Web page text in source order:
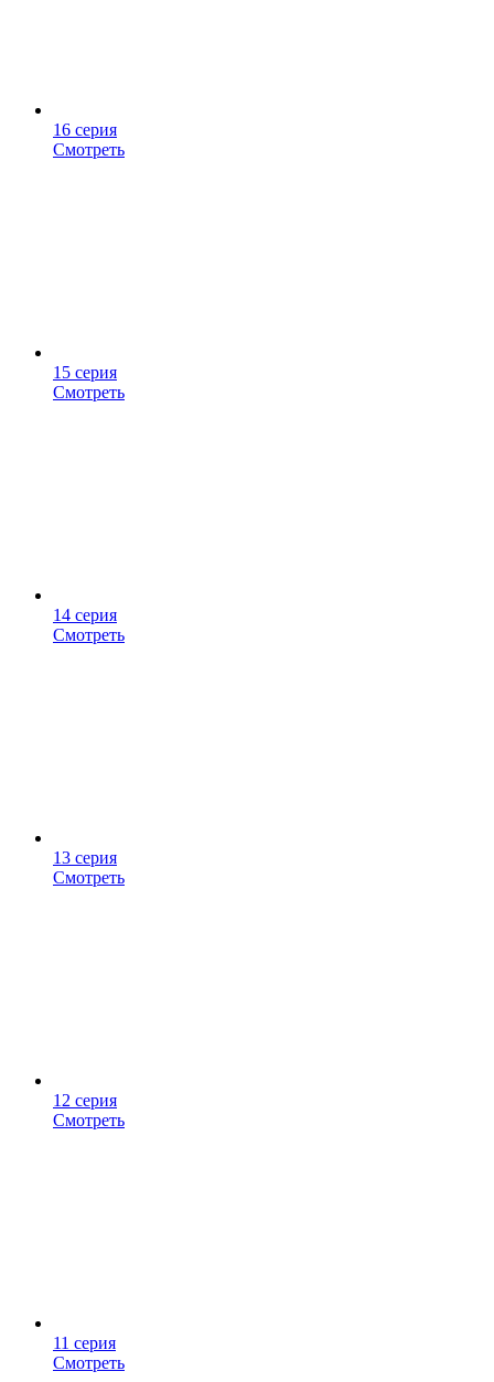
16 серия
Смотреть
15 серия
Смотреть
14 серия
Смотреть
13 серия
Смотреть
12 серия
Смотреть
11 серия
Смотреть